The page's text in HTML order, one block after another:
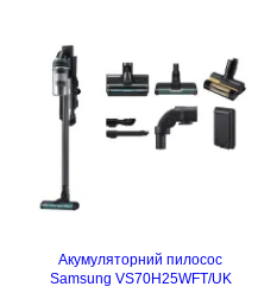
Акумуляторний пилосос
Samsung VS70H25WFT/UK